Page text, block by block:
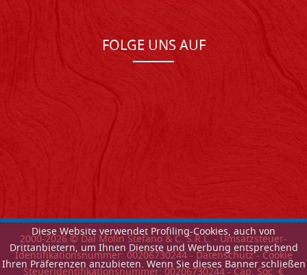
Diese Website verwendet Profiling-Cookies, auch von
Drittanbietern, um Ihnen Dienste und Werbung entsprechend
Ihren Präferenzen anzubieten. Wenn Sie dieses Banner schließen
FOLGE UNS AUF
2000-2026© Dal Molin Stefano & C. S.R.L. - Umsatzsteuer-
Identifikationsnummer: 00206730244 -Datenschutz-Cookie